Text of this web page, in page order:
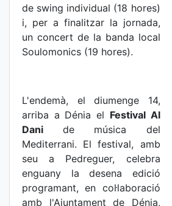
de swing individual (18 hores)
i, per a finalitzar la jornada,
un concert de la banda local
Soulomonics (19 hores).
L'endemà, el diumenge 14,
arriba a Dénia el Festival Al
Dani de música del
Mediterrani. El festival, amb
seu a Pedreguer, celebra
enguany la desena edició
programant, en col·laboració
amb l'Ajuntament de Dénia,